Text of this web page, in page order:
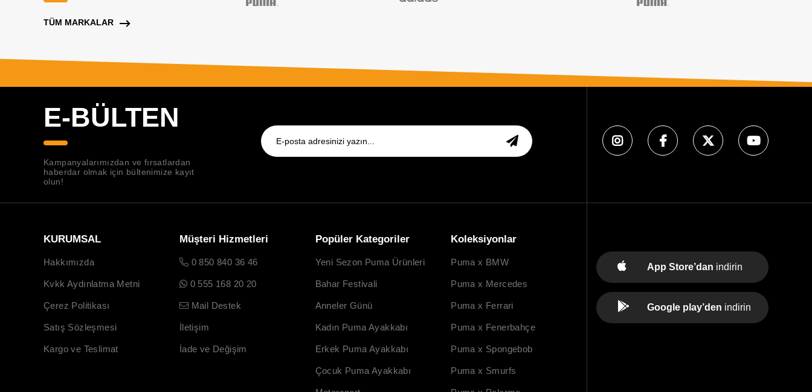
TÜM MARKALAR
E-BÜLTEN
Kampanyalarımızdan ve fırsatlardan
haberdar olmak için bültenimize kayıt
olun!
KURUMSAL
Hakkımızda
Kvkk Aydınlatma Metni
Çerez Politikası
Satış Sözleşmesi
Kargo ve Teslimat
Müşteri Hizmetleri
0 850 840 36 46
0 555 168 20 20
Mail Destek
İletişim
İade ve Değişim
Popüler Kategoriler
Yeni Sezon Puma Ürünleri
Bahar Festivali
Anneler Günü
Kadın Puma Ayakkabı
Erkek Puma Ayakkabı
Çocuk Puma Ayakkabı
Koleksiyonlar
Puma x BMW
Puma x Mercedes
Puma x Ferrari
Puma x Fenerbahçe
Puma x Spongebob
Puma x Smurfs
App Store’dan indirin
Google play’den indirin